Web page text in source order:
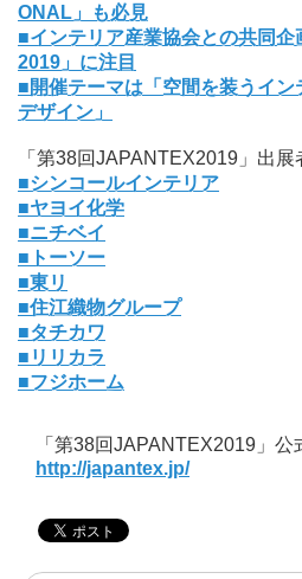
ONAL」も必見
■インテリア産業協会との共同
2019」に注目
■開催テーマは「空間を装うイン
デザイン」
「第38回JAPANTEX2019」出展
■シンコールインテリア
■ヤヨイ化学
■ニチベイ
■トーソー
■東リ
■住江織物グループ
■タチカワ
■リリカラ
■フジホーム
「第38回JAPANTEX2019」公
http://japantex.jp/